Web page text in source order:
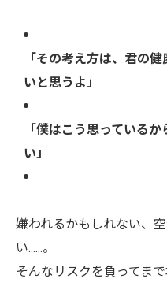
「その考え方は、君の
いと思うよ」
「僕はこう思っている
い」
嫌われるかもしれない、
い……。
そんなリスクを負ってま